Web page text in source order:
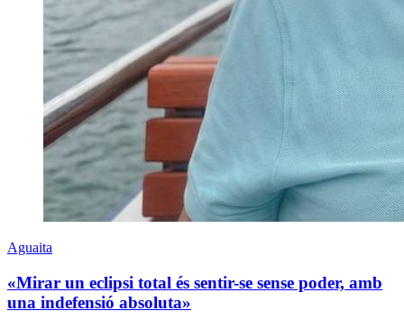
Aguaita
«Mirar un eclipsi total és sentir-se sense poder, amb
una indefensió absoluta»